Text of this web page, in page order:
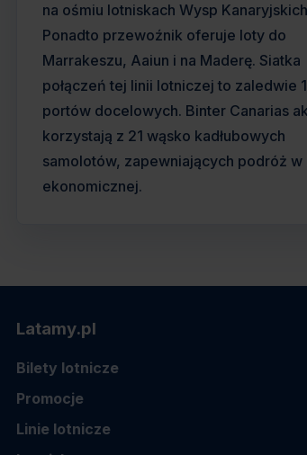
na ośmiu lotniskach Wysp
Ponadto przewoźnik oferuje loty do
Marrakeszu, Aaiun i na Maderę. Siatka
połączeń tej linii lotniczej to zaledwie
portów docelowych. Binter Canarias
korzystają z 21 wąsko kadłubowych
samolotów, zapewniających podróż w
ekonomicznej.
Latamy.pl
Bilety lotnicze
Promocje
Linie lotnicze